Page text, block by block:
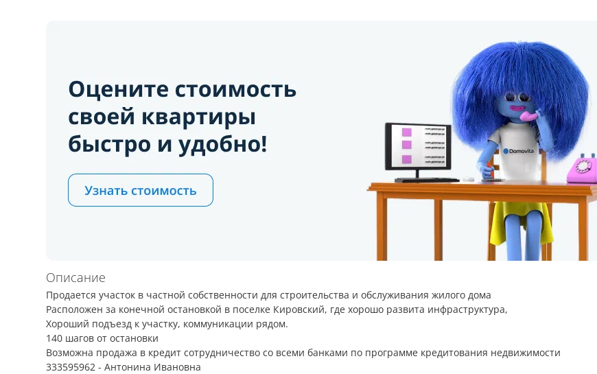
Описание
Продается участок в частной собственности для строительства и обслуживания жилого дома
Расположен за конечной остановкой в поселке Кировский, где хорошо развита инфраструктура,
Хороший подъезд к участку, коммуникации рядом.
140 шагов от остановки
Возможна продажа в кредит сотрудничество со всеми банками по программе кредитования недвижимости
333595962 - Антонина Ивановна